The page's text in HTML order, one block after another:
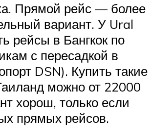
Прямой рейс — более
вариант. У Ural
рейсы в Бангкок по
с пересадкой в
DSN). Купить такие
можно от 22000
хорош, только если
прямых рейсов.